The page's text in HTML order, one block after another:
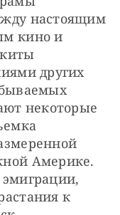
настоящим
кино и
других
некоторые
Америке.
к